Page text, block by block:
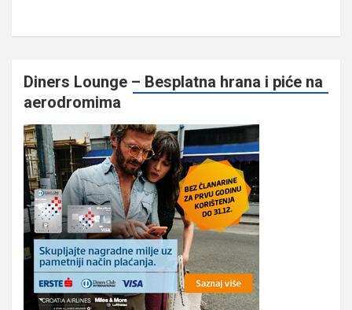
Diners Lounge – Besplatna hrana i piće na
aerodromima